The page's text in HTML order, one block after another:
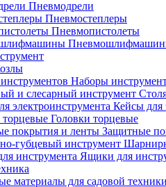
Пневмодрели
Пневмостеплеры
Пневмопистолеты
Наборы
Кейсы для
Головки торцевые
Защитные
Ящики для